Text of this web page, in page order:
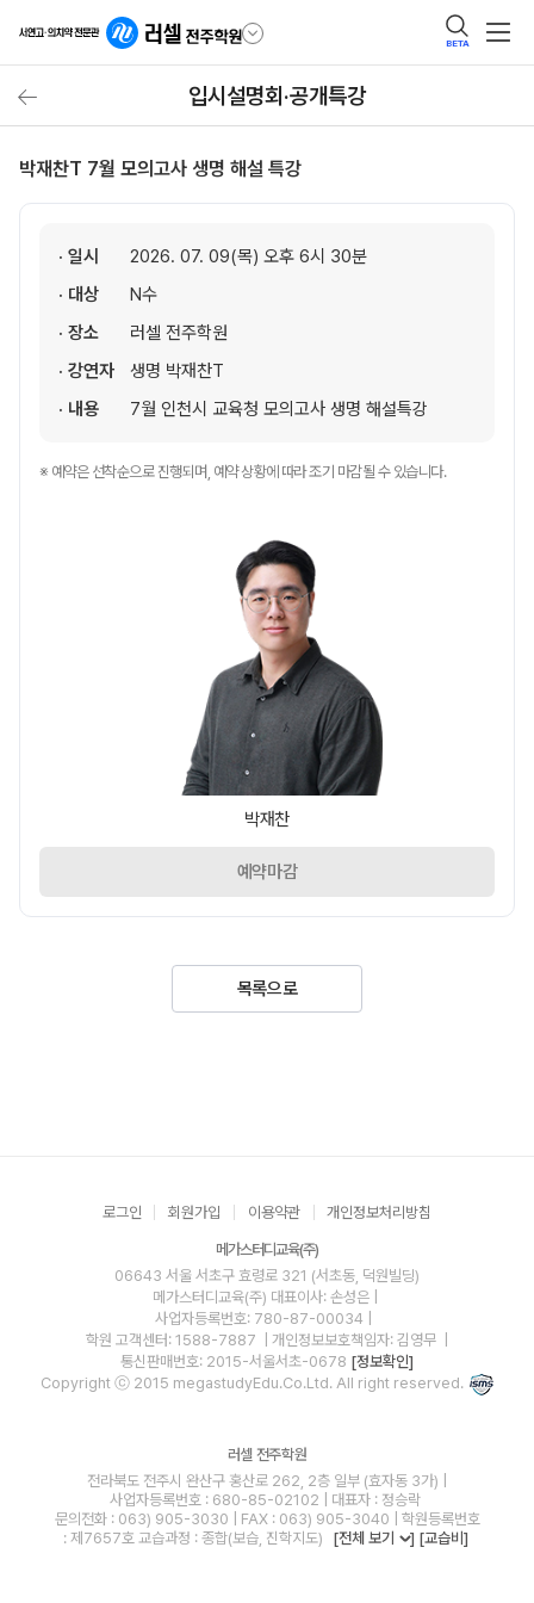
BETA
입시설명회·공개특강
박재찬T 7월 모의고사 생명 해설 특강
· 일시
2026. 07. 09(목) 오후 6시 30분
· 대상
N수
· 장소
러셀 전주학원
· 강연자
생명 박재찬T
· 내용
7월 인천시 교육청 모의고사 생명 해설특강
※ 예약은 선착순으로 진행되며, 예약 상황에 따라 조기 마감될 수 있습니다.
박재찬
예약마감
목록으로
로그인 회원가입 이용약관 개인정보처리방침
메가스터디교육(주)
06643 서울 서초구 효령로 321 (서초동, 덕원빌딩)
메가스터디교육(주) 대표이사: 손성은 |
사업자등록번호: 780-87-00034
학원 고객센터: 1588-7887
| 개인정보보호책임자: 김영무
통신판매번호: 2015-서울서초-0678 [정보확인]
Copyright ⓒ 2015 megastudyEdu.Co.Ltd. All right reserved.
러셀 전주학원
전라북도 전주시 완산구 홍산로 262, 2층 일부 (효자동 3가) |
사업자등록번호 : 680-85-02102 | 대표자 : 정승락
문의전화 : 063) 905-3030 | FAX : 063) 905-3040 | 학원등록번호
: 제7657호 교습과정 : 종합(보습, 진학지도)
[전체 보기 ] [교습비]